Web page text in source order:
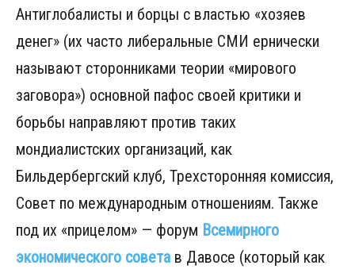
Антиглобалисты и борцы с властью «хозяев
денег» (их часто либеральные СМИ ернически
называют сторонниками теории «мирового
заговора») основной пафос своей критики и
борьбы направляют против таких
мондиалистских организаций, как
Бильдербергский клуб, Трехсторонняя комиссия,
Совет по международным отношениям. Также
под их «прицелом» — форум Всемирного
экономического совета в Давосе (который как